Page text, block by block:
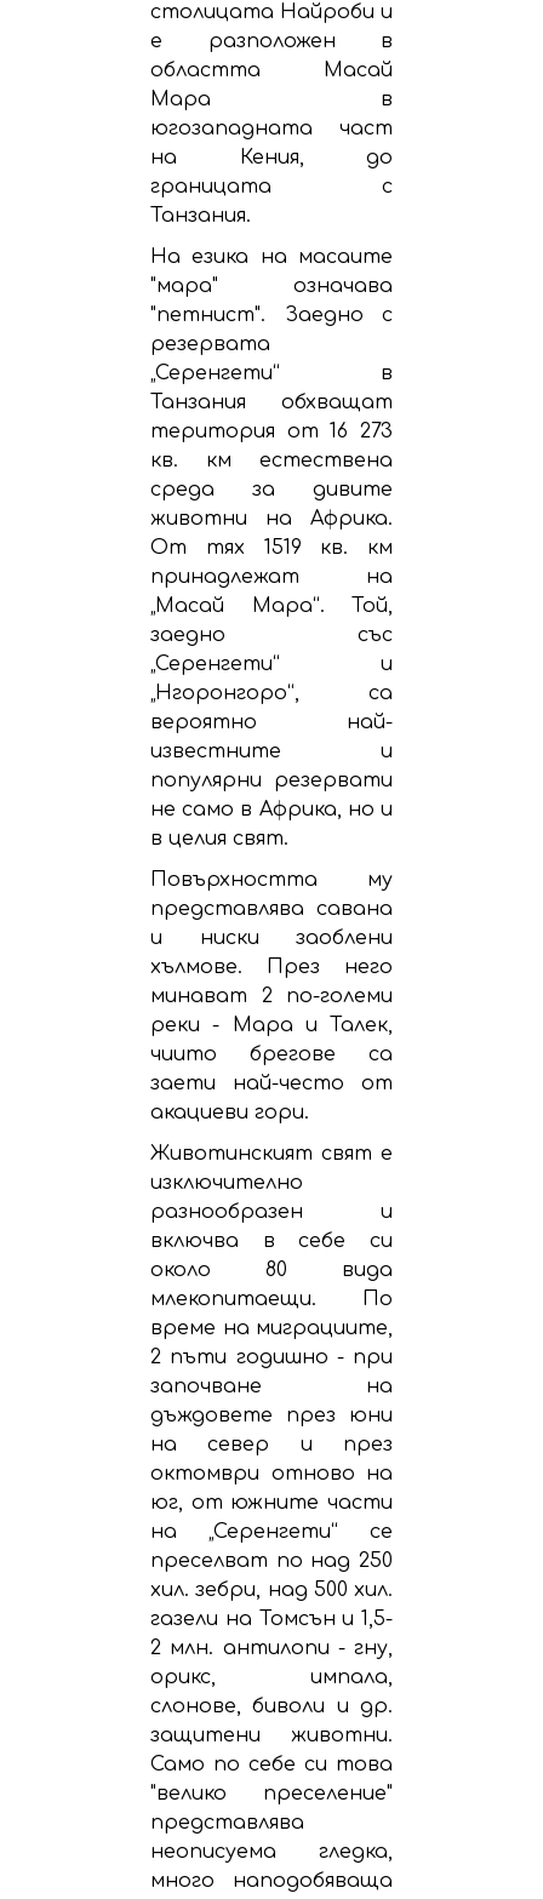
столицата Найроби и
е разположен в
областта Масай
Мара в
югозападната част
на Кения, до
границата с
Танзания.
На езика на масаите
"мара" означава
"петнист". Заедно с
резервата
„Серенгети“ в
Танзания обхващат
територия от 16 273
кв. км естествена
среда за дивите
животни на Африка.
От тях 1519 кв. км
принадлежат на
„Масай Мара“. Той,
заедно със
„Серенгети“ и
„Нгоронгоро“, са
вероятно най-
известните и
популярни резервати
не само в Африка, но и
в целия свят.
Повърхността му
представлява савана
и ниски заоблени
хълмове. През него
минават 2 по-големи
реки - Мара и Талек,
чиито брегове са
заети най-често от
акациеви гори.
Животинският свят е
изключително
разнообразен и
включва в себе си
около 80 вида
млекопитаещи. По
време на миграциите,
2 пъти годишно - при
започване на
дъждовете през юни
на север и през
октомври отново на
юг, от южните части
на „Серенгети“ се
преселват по над 250
хил. зебри, над 500 хил.
газели на Томсън и 1,5-
2 млн. антилопи - гну,
орикс, импала,
слонове, биволи и др.
защитени животни.
Само по себе си това
"велико преселение"
представлява
неописуема гледка,
много наподобяваща